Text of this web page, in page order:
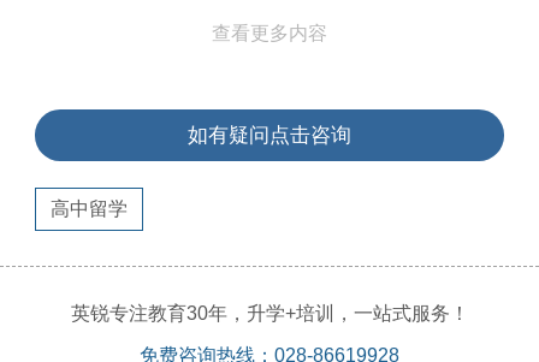
查看更多内容
如有疑问点击咨询
高中留学
英锐专注教育30年，升学+培训，一站式服务！
免费咨询热线：028-86619928